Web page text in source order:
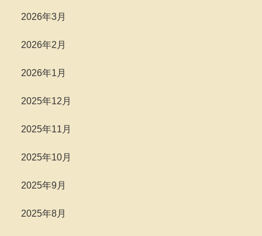
2026年3月
2026年2月
2026年1月
2025年12月
2025年11月
2025年10月
2025年9月
2025年8月